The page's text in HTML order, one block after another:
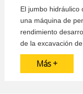
El jumbo hidráulico
una máquina de
rendimiento
de la excavación
dura. La
un robusto motor
Más +